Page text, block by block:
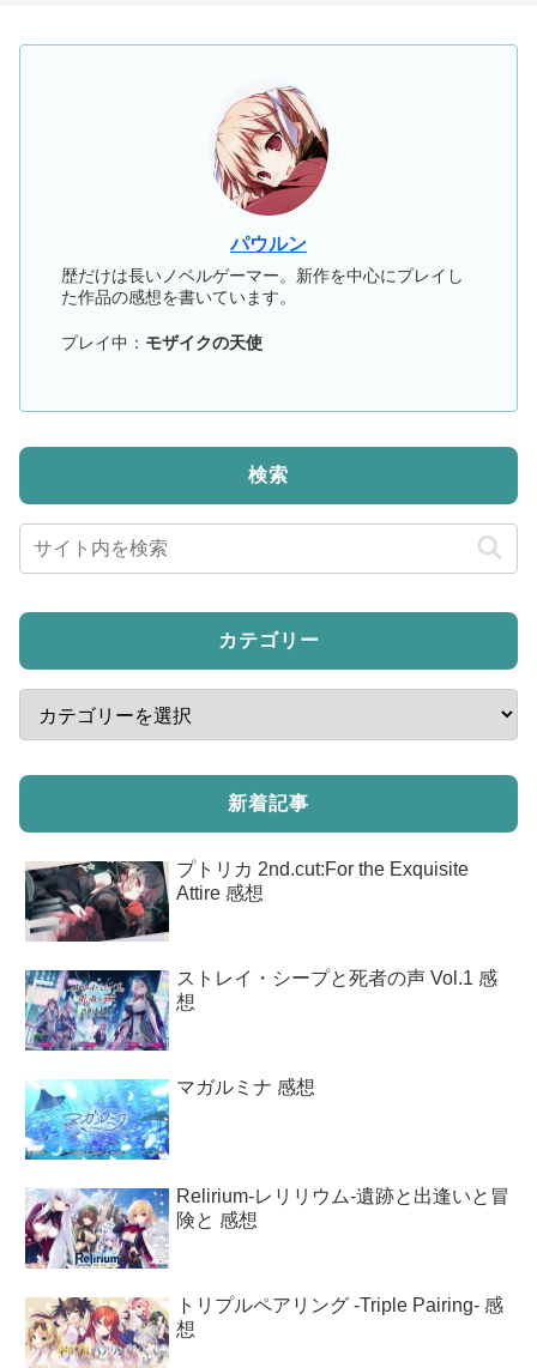
パウルン
歴だけは長いノベルゲーマー。新作を中心にプレイし
た作品の感想を書いています。
プレイ中： モザイクの天使
検索
カテゴリー
新着記事
プトリカ 2nd.cut:For the Exquisite
Attire 感想
ストレイ・シープと死者の声 Vol.1 感
想
マガルミナ 感想
Relirium-レリリウム-遺跡と出逢いと冒
険と 感想
トリプルペアリング -Triple Pairing- 感
想